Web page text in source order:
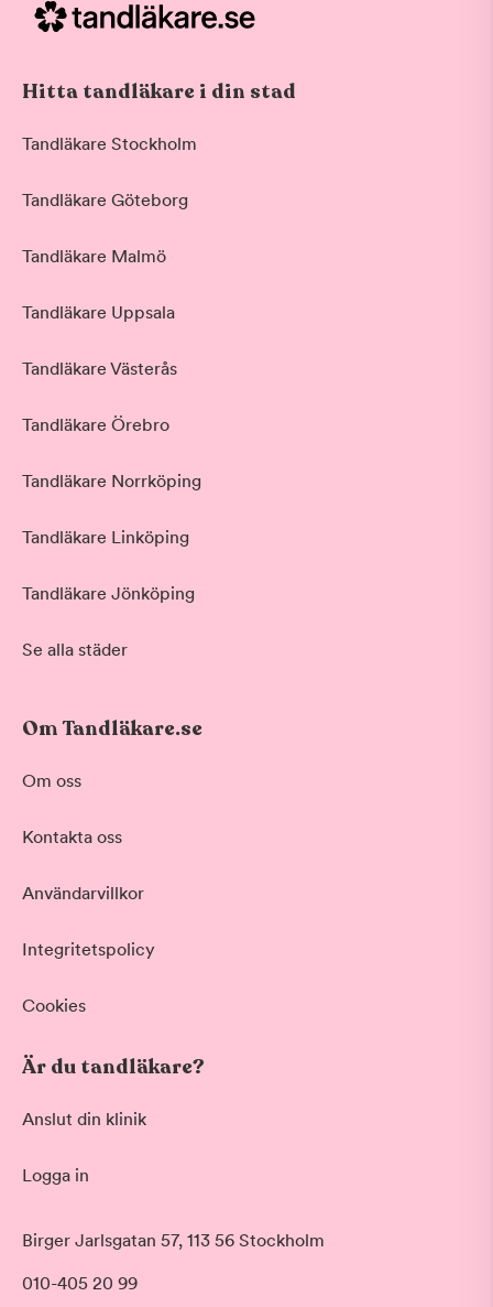
Behandling
Akut tandvård
Grundlig kontroll av tänder och tandkött
Professionell rengöring och puts
Skonsam blekning för vitare tänder
Datum
Tid på dagen
Morgon
Förmiddag
Hitta tandläkare i din stad
Tandläkare Stockholm
Tandläkare Göteborg
Tandläkare Malmö
Tandläkare Uppsala
Tandläkare Västerås
Tandläkare Örebro
Tandläkare Norrköping
Tandläkare Linköping
Tandläkare Jönköping
Se alla städer
Om Tandläkare.se
Om oss
Kontakta oss
Användarvillkor
Integritetspolicy
Cookies
Är du tandläkare?
Anslut din klinik
Logga in
Birger Jarlsgatan 57, 113 56 Stockholm
010-405 20 99